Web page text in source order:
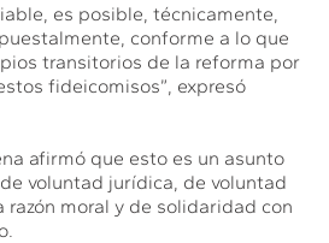
es posible, técnicamente,
conforme a lo que
transitorios de la reforma por
fideicomisos”, expresó
afirmó que esto es un asunto
voluntad jurídica, de voluntad
razón moral y de solidaridad con